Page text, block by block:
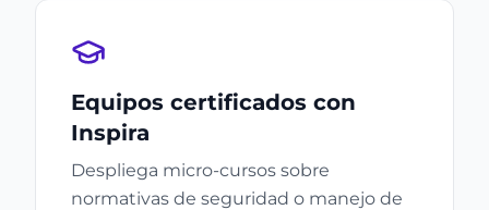
Equipos certificados con
Inspira
Despliega micro-cursos sobre
normativas de seguridad o manejo de